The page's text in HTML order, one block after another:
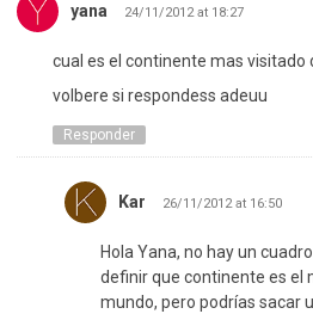
yana 24/11/2012 at 18:27
cual es el continente mas visitado
volbere si respondess adeuu
Responder
Kar 26/11/2012 at 16:50
Hola Yana, no hay un
definir que continente es el
mundo, pero podrías sacar